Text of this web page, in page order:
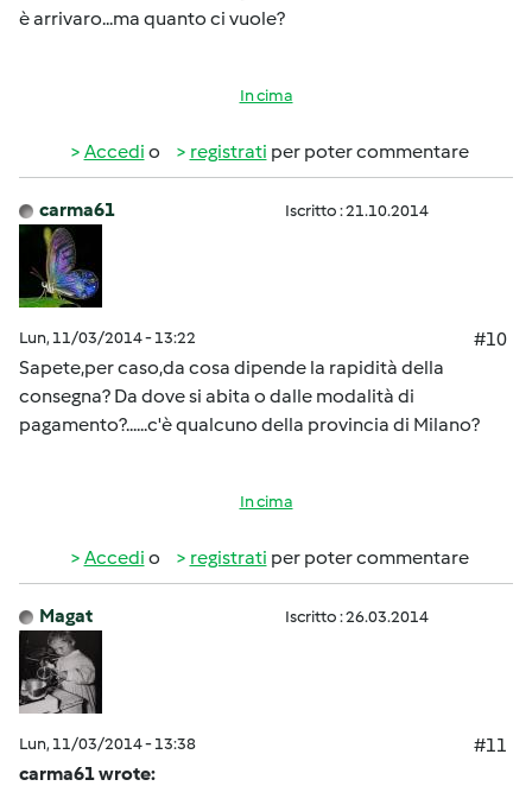
è arrivaro...ma quanto ci vuole?
In cima
Accedi o registrati per poter commentare
carma61 Iscritto : 21.10.2014
Lun, 11/03/2014 - 13:22
#10
Sapete,per caso,da cosa dipende la rapidità della
consegna? Da dove si abita o dalle modalità di
pagamento?......c'è qualcuno della provincia di Milano?
In cima
Accedi o registrati per poter commentare
Magat Iscritto : 26.03.2014
Lun, 11/03/2014 - 13:38
#11
carma61 wrote: